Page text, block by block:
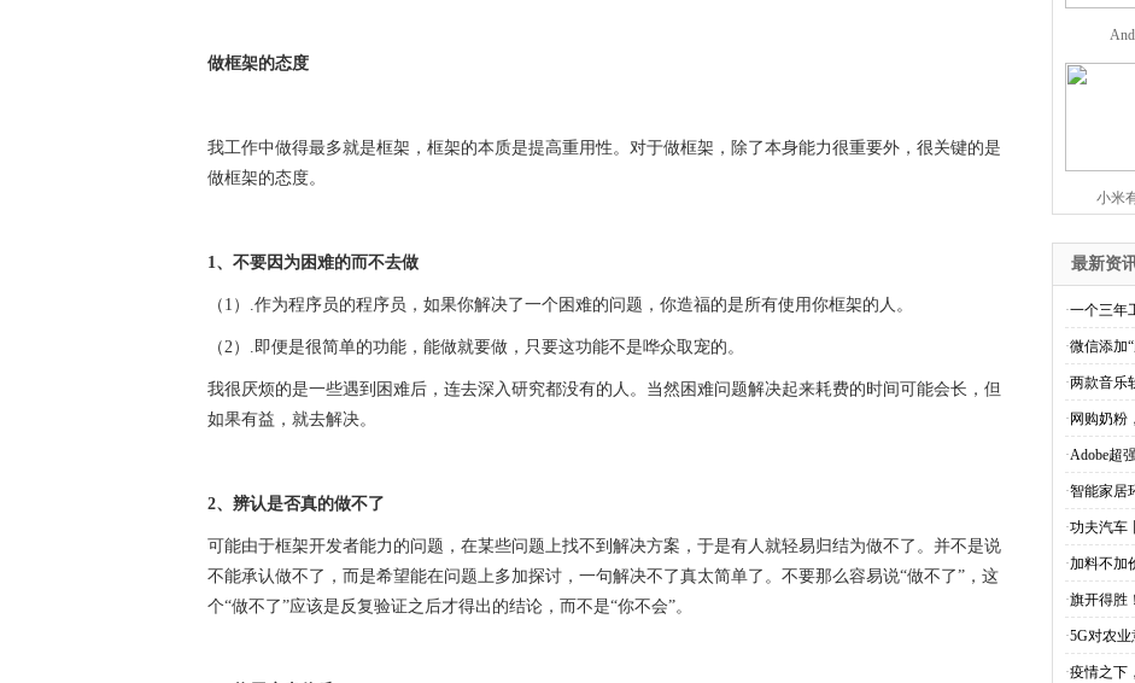
做框架的态度
我工作中做得最多就是框架，框架的本质是提高重用性。对于做框架，除了本身能力很重要外，很关键的是
做框架的态度。
1、不要因为困难的而不去做
（1）.作为程序员的程序员，如果你解决了一个困难的问题，你造福的是所有使用你框架的人。
（2）.即便是很简单的功能，能做就要做，只要这功能不是哗众取宠的。
我很厌烦的是一些遇到困难后，连去深入研究都没有的人。当然困难问题解决起来耗费的时间可能会长，但
如果有益，就去解决。
2、辨认是否真的做不了
可能由于框架开发者能力的问题，在某些问题上找不到解决方案，于是有人就轻易归结为做不了。并不是说
不能承认做不了，而是希望能在问题上多加探讨，一句解决不了真太简单了。不要那么容易说“做不了”，这
个“做不了”应该是反复验证之后才得出的结论，而不是“你不会”。
小米
最新资
·一个三年
·微信添加
·两款音乐
· 网购奶粉
·Adobe超
·智能家居
·功夫汽车
·加料不加
·旗开得胜
·5G对农
·疫情之下